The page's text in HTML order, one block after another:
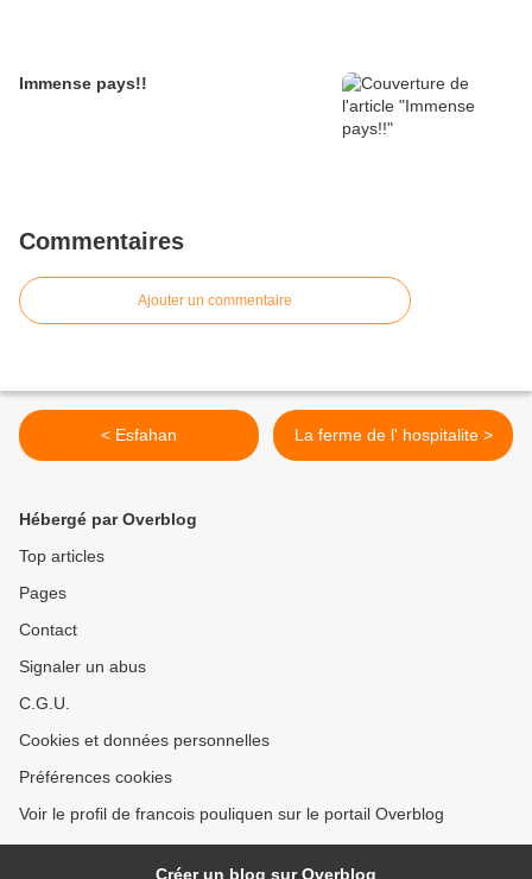
Immense pays!!
Commentaires
Ajouter un commentaire
< Esfahan La ferme de l' hospitalite >
Hébergé par Overblog
Top articles
Pages
Contact
Signaler un abus
C.G.U.
Cookies et données personnelles
Préférences cookies
Voir le profil de francois pouliquen sur le portail Overblog
Créer un blog sur Overblog